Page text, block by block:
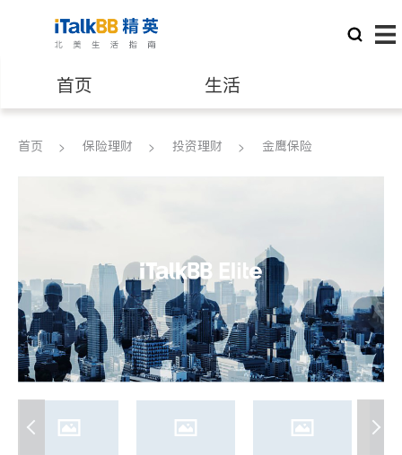
首页 生活
医生 律师
养老 非盈利组织
首页 保险理财 投资理财 金鹰保险